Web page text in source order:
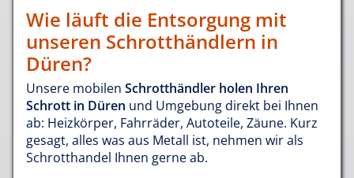
Wie läuft die Entsorgung mit
unseren Schrotthändlern in
Düren?
Unsere mobilen Schrotthändler holen Ihren
Schrott in Düren und Umgebung direkt bei Ihnen
ab: Heizkörper, Fahrräder, Autoteile, Zäune. Kurz
gesagt, alles was aus Metall ist, nehmen wir als
Schrotthandel Ihnen gerne ab.